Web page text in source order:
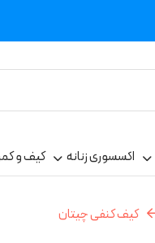
اکسسوری زنانه کیف و
کیف کنفی چیتان